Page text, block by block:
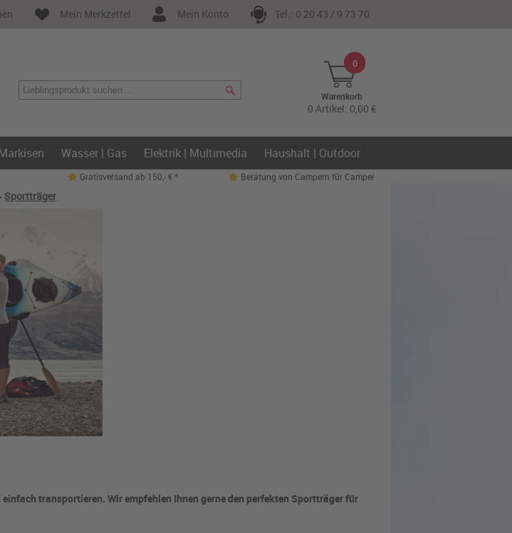
Tel.: 0 20 43 / 9 73 70
Mein Konto
Mein Merkzettel
0
Warenkorb
0 Artikel: 0,00 €
Wasser | Gas Elektrik | Multimedia Haushalt | Outdoor
Gratisversand ab 150,- € * Beratung von Campern für Camper
Sportträger
transportieren. Wir empfehlen Ihnen gerne den perfekten Sportträger für